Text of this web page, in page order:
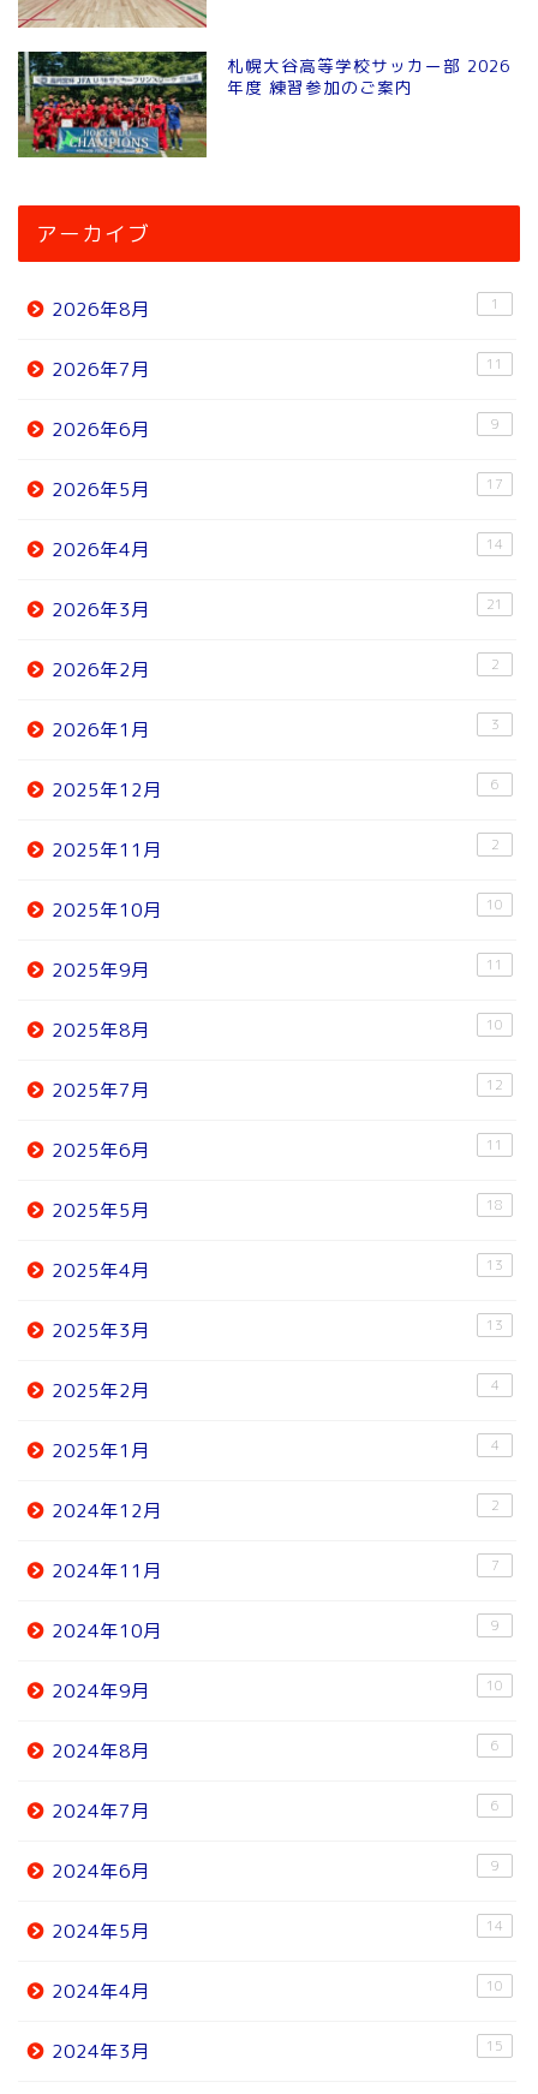
札幌大谷高等学校サッカー部 2026
年度 練習参加のご案内
アーカイブ
2026年8月 1
2026年7月 11
2026年6月 9
2026年5月 17
2026年4月 14
2026年3月 21
2026年2月 2
2026年1月 3
2025年12月 6
2025年11月 2
2025年10月 10
2025年9月 11
2025年8月 10
2025年7月 12
2025年6月 11
2025年5月 18
2025年4月 13
2025年3月 13
2025年2月 4
2025年1月 4
2024年12月 2
2024年11月 7
2024年10月 9
2024年9月 10
2024年8月 6
2024年7月 6
2024年6月 9
2024年5月 14
2024年4月 10
2024年3月 15